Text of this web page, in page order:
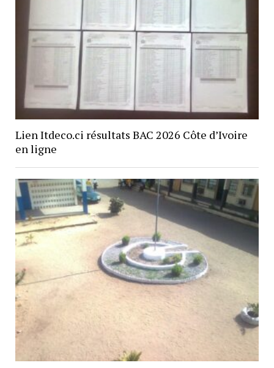
Lien Itdeco.ci résultats BAC 2026 Côte d’Ivoire
en ligne